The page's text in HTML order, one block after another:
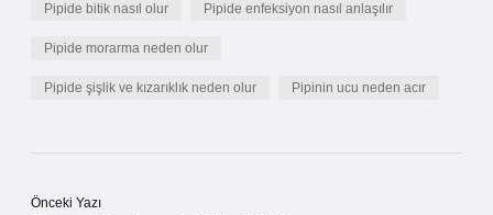
Pipide bitik nasıl olur Pipide enfeksiyon nasıl anlaşılır
Pipide morarma neden olur
Pipide şişlik ve kızarıklık neden olur Pipinin ucu neden acır
Önceki Yazı